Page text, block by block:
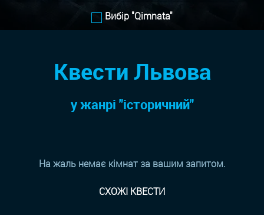
Вибір "Qimnata"
Квести Львова
у жанрi "історичний"
На жаль немає кімнат за вашим запитом.
СХОЖІ КВЕСТИ